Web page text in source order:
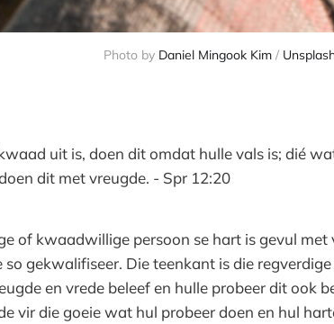
Photo by Daniel Mingook Kim /
uit is, doen dit omdat hulle vals is; dié
dit met vreugde. - Spr 12:20
of kwaadwillige persoon se hart is gevul
so gekwalifiseer. Die teenkant is die
en vrede beleef en hulle probeer dit ook
vir die goeie wat hul probeer doen en hul